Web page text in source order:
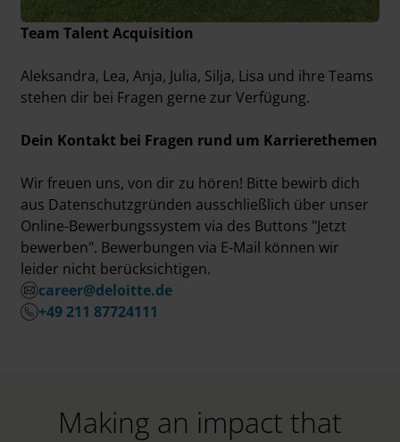
Team Talent Acquisition
Aleksandra, Lea, Anja, Julia, Silja, Lisa und ihre Teams
stehen dir bei Fragen gerne zur Verfügung.
Dein Kontakt bei Fragen rund um Karrierethemen
Wir freuen uns, von dir zu hören! Bitte bewirb dich
aus Datenschutzgründen ausschließlich über unser
Online-Bewerbungssystem via des Buttons "Jetzt
bewerben". Bewerbungen via E-Mail können wir
leider nicht berücksichtigen.
career@deloitte.de
+49 211 87724111
Making an impact that